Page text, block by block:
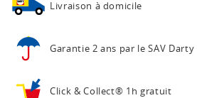
Livraison à domicile
Garantie 2 ans par le SAV Darty
Click & Collect® 1h gratuit